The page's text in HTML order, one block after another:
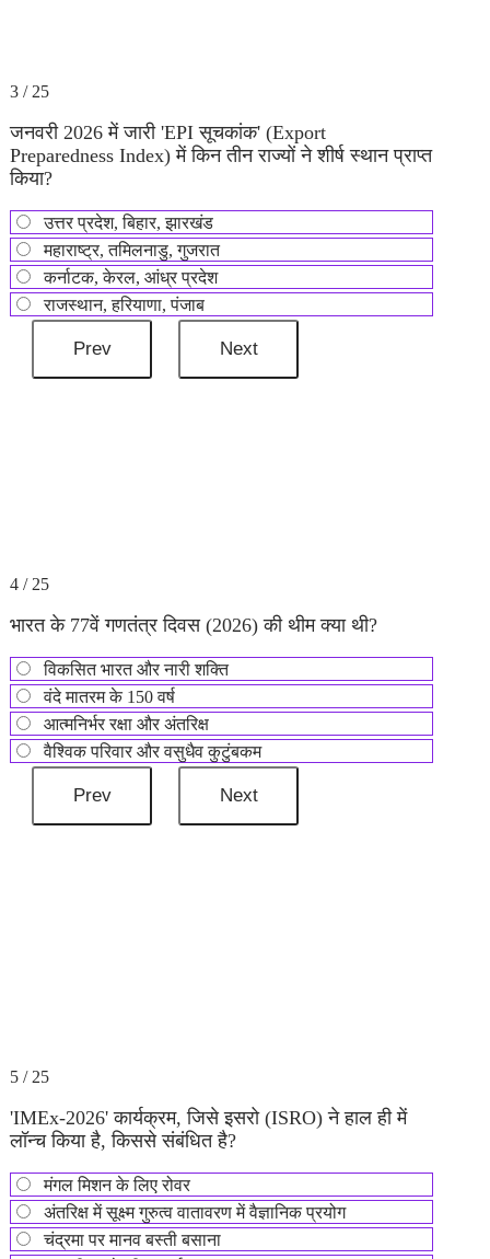
3 / 25
जनवरी 2026 में जारी 'EPI सूचकांक' (Export
Preparedness Index) में किन तीन राज्यों ने शीर्ष स्थान प्राप्त
किया?
उत्तर प्रदेश, बिहार, झारखंड
महाराष्ट्र, तमिलनाडु, गुजरात
कर्नाटक, केरल, आंध्र प्रदेश
राजस्थान, हरियाणा, पंजाब
4 / 25
भारत के 77वें गणतंत्र दिवस (2026) की थीम क्या थी?
विकसित भारत और नारी शक्ति
वंदे मातरम के 150 वर्ष
आत्मनिर्भर रक्षा और अंतरिक्ष
वैश्विक परिवार और वसुधैव कुटुंबकम
5 / 25
'IMEx-2026' कार्यक्रम, जिसे इसरो (ISRO) ने हाल ही में
लॉन्च किया है, किससे संबंधित है?
मंगल मिशन के लिए रोवर
अंतरिक्ष में सूक्ष्म गुरुत्व वातावरण में वैज्ञानिक प्रयोग
चंद्रमा पर मानव बस्ती बसाना